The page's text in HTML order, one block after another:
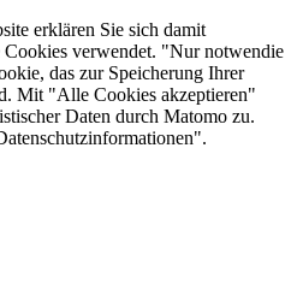
erklären Sie sich damit
Cookies verwendet. "Nur notwendie
das zur Speicherung Ihrer
Mit "Alle Cookies akzeptieren"
Daten durch Matomo zu.